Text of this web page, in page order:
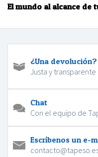
El mundo al alcance de
¿Una devolución?
Justa y transparente
Chat
Con el equipo de
Escríbenos un e-